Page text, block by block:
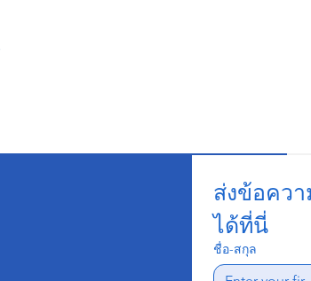
ส่งข้อคว
ได้ที่นี่
ชื่อ-สกุล